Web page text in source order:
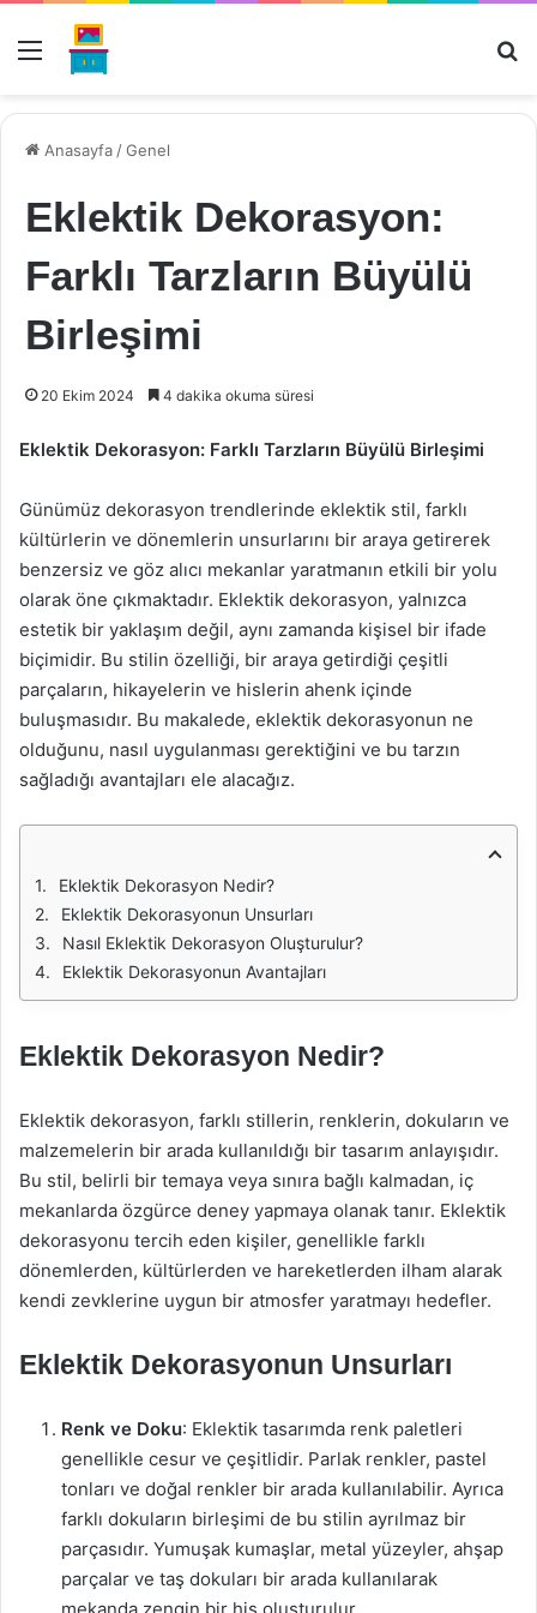
Menü
Anasayfa /Genel
Eklektik Dekorasyon:
Farklı Tarzların Büyülü
Birleşimi
20 Ekim 2024 4 dakika okuma süresi
Eklektik Dekorasyon: Farklı Tarzların Büyülü Birleşimi
Günümüz dekorasyon trendlerinde eklektik stil, farklı
kültürlerin ve dönemlerin unsurlarını bir araya getirerek
benzersiz ve göz alıcı mekanlar yaratmanın etkili bir yolu
olarak öne çıkmaktadır. Eklektik dekorasyon, yalnızca
estetik bir yaklaşım değil, aynı zamanda kişisel bir ifade
biçimidir. Bu stilin özelliği, bir araya getirdiği çeşitli
parçaların, hikayelerin ve hislerin ahenk içinde
buluşmasıdır. Bu makalede, eklektik dekorasyonun ne
olduğunu, nasıl uygulanması gerektiğini ve bu tarzın
sağladığı avantajları ele alacağız.
Eklektik Dekorasyon Nedir?
Eklektik Dekorasyonun Unsurları
Nasıl Eklektik Dekorasyon Oluşturulur?
Eklektik Dekorasyonun Avantajları
Eklektik Dekorasyon Nedir?
Eklektik dekorasyon, farklı stillerin, renklerin, dokuların ve
malzemelerin bir arada kullanıldığı bir tasarım anlayışıdır.
Bu stil, belirli bir temaya veya sınıra bağlı kalmadan, iç
mekanlarda özgürce deney yapmaya olanak tanır. Eklektik
dekorasyonu tercih eden kişiler, genellikle farklı
dönemlerden, kültürlerden ve hareketlerden ilham alarak
kendi zevklerine uygun bir atmosfer yaratmayı hedefler.
Eklektik Dekorasyonun Unsurları
Renk ve Doku: Eklektik tasarımda renk paletleri
genellikle cesur ve çeşitlidir. Parlak renkler, pastel
tonları ve doğal renkler bir arada kullanılabilir. Ayrıca
farklı dokuların birleşimi de bu stilin ayrılmaz bir
parçasıdır. Yumuşak kumaşlar, metal yüzeyler, ahşap
parçalar ve taş dokuları bir arada kullanılarak